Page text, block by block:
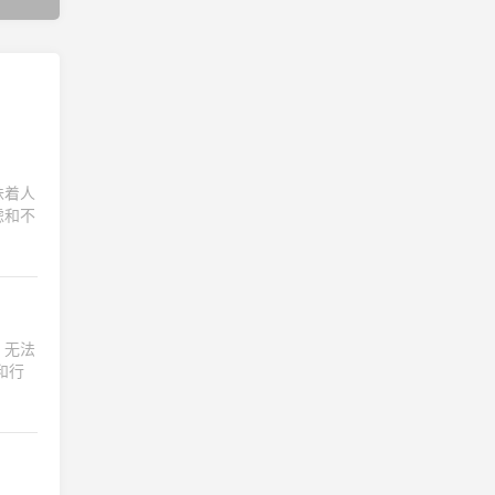
着人
和不
无法